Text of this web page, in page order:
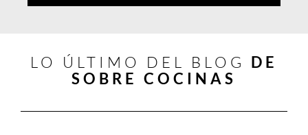
LO ÚLTIMO DEL BLOG DE
SOBRE COCINAS